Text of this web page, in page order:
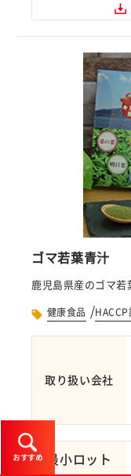
ゴマ若葉青汁
鹿児島県産のゴマ若
健康食品 /
取り扱い会社
最小ロット
おすすめ